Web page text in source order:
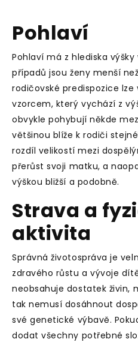
Pohlaví
Pohlaví má z hlediska
případů jsou ženy menší
rodičovské predispozice
vzorcem, který vychází z
obvykle pohybují někde
většinou blíže k rodiči
rozdíl velikostí mezi
přerůst svoji matku, a
výškou bližší a podobně.
Strava a
aktivita
Správná životospráva je
zdravého růstu a vývoje
neobsahuje dostatek živin,
tak nemusí dosáhnout
své genetické výbavě.
dodat všechny potřebné